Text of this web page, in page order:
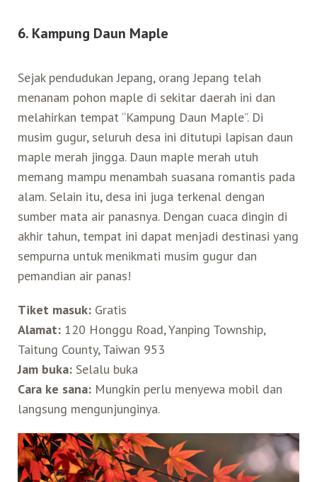
6. Kampung Daun Maple
Sejak pendudukan Jepang, orang Jepang telah
menanam pohon maple di sekitar daerah ini dan
melahirkan tempat “Kampung Daun Maple”. Di
musim gugur, seluruh desa ini ditutupi lapisan daun
maple merah jingga. Daun maple merah utuh
memang mampu menambah suasana romantis pada
alam. Selain itu, desa ini juga terkenal dengan
sumber mata air panasnya. Dengan cuaca dingin di
akhir tahun, tempat ini dapat menjadi destinasi yang
sempurna untuk menikmati musim gugur dan
pemandian air panas!
Tiket masuk:Gratis
Alamat:120 Honggu Road, Yanping Township,
Taitung County, Taiwan 953
Jam buka:Selalu buka
Cara ke sana:Mungkin perlu menyewa mobil dan
langsung mengunjunginya.